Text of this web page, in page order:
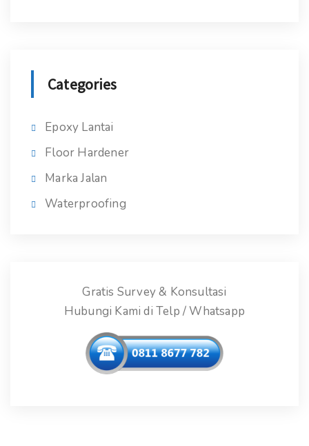
Categories
Epoxy Lantai
Floor Hardener
Marka Jalan
Waterproofing
Gratis Survey & Konsultasi
Hubungi Kami di Telp / Whatsapp